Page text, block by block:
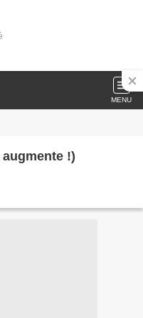
MENU
!)